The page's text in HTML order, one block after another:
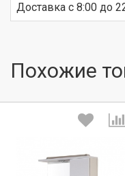
Доставка c 8:00 до
Похожие